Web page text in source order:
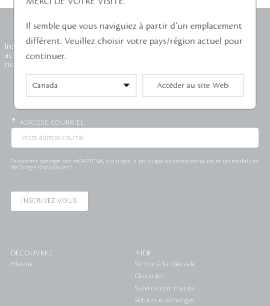
Inscrivez-vous et profitez d'un rabais de 25 $ sur votre premier
achat de 350 $ ou plus. Soyez le premier à tout savoir sur les
nouveautés, les offres exclusives et bien plus.
* ADRESSE COURRIEL
Ce site est protégé par reCAPTCHA, ainsi que la politique de confidentialité et les modalités
de Google s'appliquent.
INSCRIVEZ-VOUS
DÉCOUVREZ
Histoire
AIDE
Service à la clientèle
Clavarder
Suivi de commande
Retours et échanges
Il semble que vous naviguiez à partir d'un emplacement
différent. Veuillez choisir votre pays/région actuel pour
continuer.
Accéder au site Web